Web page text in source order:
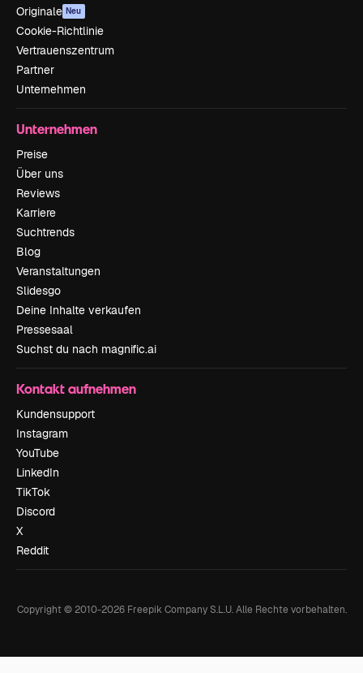
Originale Neu
Cookie-Richtlinie
Vertrauenszentrum
Partner
Unternehmen
Unternehmen
Preise
Über uns
Reviews
Karriere
Suchtrends
Blog
Veranstaltungen
Slidesgo
Deine Inhalte verkaufen
Pressesaal
Suchst du nach magnific.ai
Kontakt aufnehmen
Kundensupport
Instagram
YouTube
LinkedIn
TikTok
Discord
X
Reddit
Copyright © 2010-2026Freepik Company S.L.U. Alle Rechte vorbehalten.